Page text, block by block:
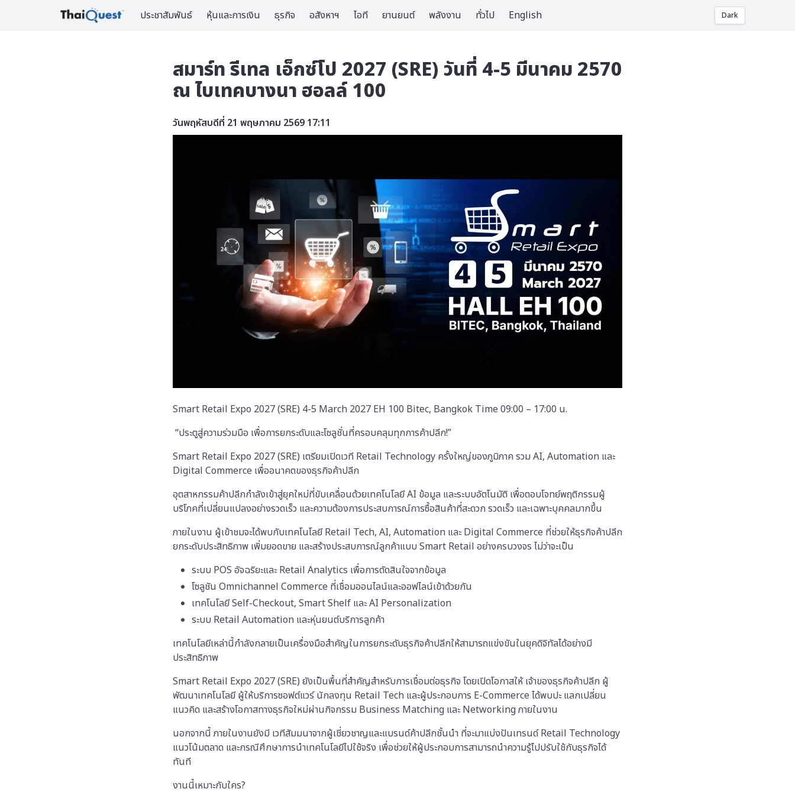
ประชาสัมพันธ์ หุ้นและการเงิน ธุรกิจ อสังหาฯ ไอที ยานยนต์ พลังงาน ทั่วไป English Dark
สมาร์ท รีเทล เอ็กซ์โป 2027 (SRE) วันที่ 4-5 มีนาคม 2570
ณ ไบเทคบางนา ฮอลล์ 100
วันพฤหัสบดีที่ 21 พฤษภาคม 2569 17:11
Smart Retail Expo 2027 (SRE) 4-5 March 2027 EH 100 Bitec, Bangkok Time 09:00 – 17:00 น.
“ประตูสู่ความร่วมมือ เพื่อการยกระดับและโซลูชั่นที่ครอบคลุมทุกการค้าปลีก!”
Smart Retail Expo 2027 (SRE) เตรียมเปิดเวที Retail Technology ครั้งใหญ่ของภูมิภาค รวม AI, Automation และ
Digital Commerce เพื่ออนาคตของธุรกิจค้าปลีก
อุตสาหกรรมค้าปลีกกำลังเข้าสู่ยุคใหม่ที่ขับเคลื่อนด้วยเทคโนโลยี AI ข้อมูล และระบบอัตโนมัติ เพื่อตอบโจทย์พฤติกรรมผู้
บริโภคที่เปลี่ยนแปลงอย่างรวดเร็ว และความต้องการประสบการณ์การซื้อสินค้าที่สะดวก รวดเร็ว และเฉพาะบุคคลมากขึ้น
ภายในงาน ผู้เข้าชมจะได้พบกับเทคโนโลยี Retail Tech, AI, Automation และ Digital Commerce ที่ช่วยให้ธุรกิจค้าปลีก
ยกระดับประสิทธิภาพ เพิ่มยอดขาย และสร้างประสบการณ์ลูกค้าแบบ Smart Retail อย่างครบวงจร ไม่ว่าจะเป็น
ระบบ POS อัจฉริยะและ Retail Analytics เพื่อการตัดสินใจจากข้อมูล
โซลูชัน Omnichannel Commerce ที่เชื่อมออนไลน์และออฟไลน์เข้าด้วยกัน
เทคโนโลยี Self-Checkout, Smart Shelf และ AI Personalization
ระบบ Retail Automation และหุ่นยนต์บริการลูกค้า
เทคโนโลยีเหล่านี้กำลังกลายเป็นเครื่องมือสำคัญในการยกระดับธุรกิจค้าปลีกให้สามารถแข่งขันในยุคดิจิทัลได้อย่างมี
ประสิทธิภาพ
Smart Retail Expo 2027 (SRE) ยังเป็นพื้นที่สำคัญสำหรับการเชื่อมต่อธุรกิจ โดยเปิดโอกาสให้ เจ้าของธุรกิจค้าปลีก ผู้
พัฒนาเทคโนโลยี ผู้ให้บริการซอฟต์แวร์ นักลงทุน Retail Tech และผู้ประกอบการ E-Commerce ได้พบปะ แลกเปลี่ยน
แนวคิด และสร้างโอกาสทางธุรกิจใหม่ผ่านกิจกรรม Business Matching และ Networking ภายในงาน
นอกจากนี้ ภายในงานยังมี เวทีสัมมนาจากผู้เชี่ยวชาญและแบรนด์ค้าปลีกชั้นนำ ที่จะมาแบ่งปันเทรนด์ Retail Technology
แนวโน้มตลาด และกรณีศึกษาการนำเทคโนโลยีไปใช้จริง เพื่อช่วยให้ผู้ประกอบการสามารถนำความรู้ไปปรับใช้กับธุรกิจได้
ทันที
งานนี้เหมาะกับใคร?